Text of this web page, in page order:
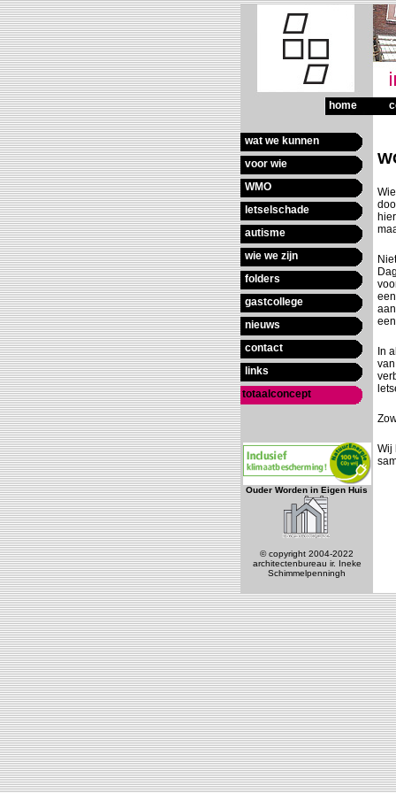
home
wat we kunnen
voor wie
WMO
letselschade
autisme
wie we zijn
folders
gastcollege
nieuws
contact
links
totaalconcept
Ouder Worden in Eigen Huis
© copyright 2004-2022
architectenbureau ir. Ineke
Schimmelpenningh